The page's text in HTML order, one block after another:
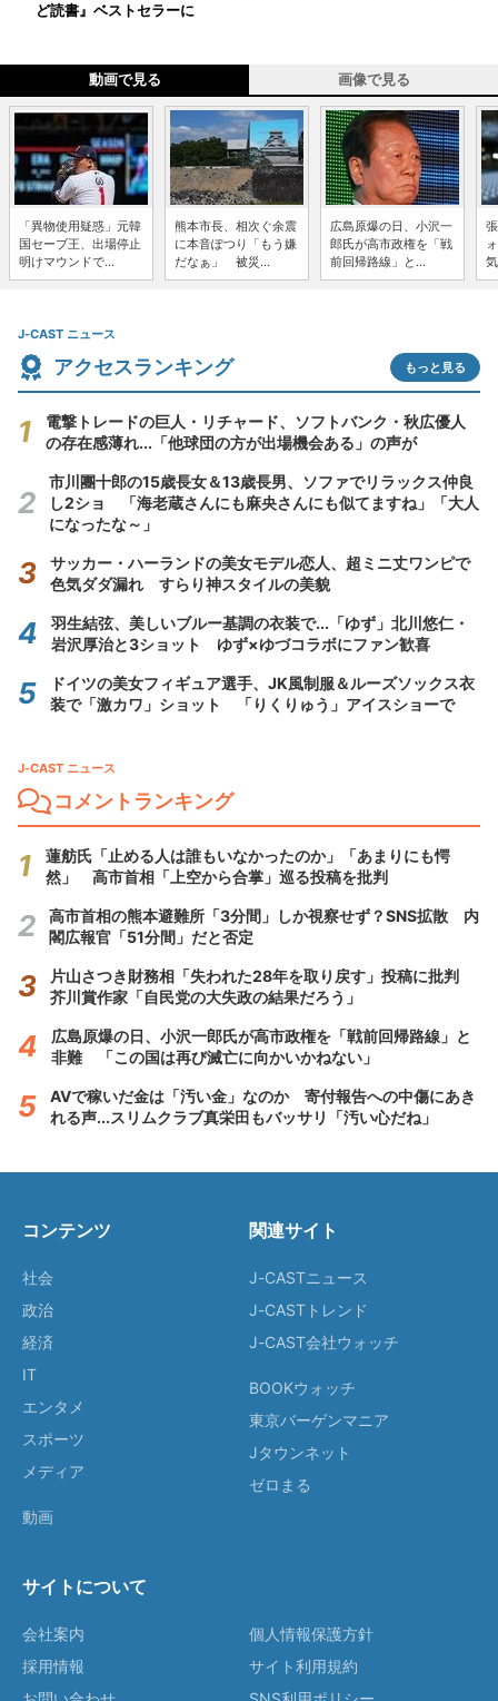
ど読書』ベストセラーに
動画で見る 画像で見る
「異物使用疑惑」元韓
国セーブ王、出場停止
明けマウンドで...
熊本市長、相次ぐ余震
に本音ぽつり「もう嫌
だなぁ」 被災...
広島原爆の日、小沢一
郎氏が高市政権を「戦
前回帰路線」と...
J-CAST ニュース
アクセスランキング もっと見る
電撃トレードの巨人・リチャード、ソフトバンク・秋広優人
の存在感薄れ...「他球団の方が出場機会ある」の声が
市川團十郎の15歳長女＆13歳長男、ソファでリラックス仲良
し2ショ 「海老蔵さんにも麻央さんにも似てますね」「大人
になったな～」
サッカー・ハーランドの美女モデル恋人、超ミニ丈ワンピで
色気ダダ漏れ すらり神スタイルの美貌
羽生結弦、美しいブルー基調の衣装で...「ゆず」北川悠仁・
岩沢厚治と3ショット ゆず×ゆづコラボにファン歓喜
ドイツの美女フィギュア選手、JK風制服＆ルーズソックス衣
装で「激カワ」ショット 「りくりゅう」アイスショーで
J-CAST ニュース
コメントランキング
蓮舫氏「止める人は誰もいなかったのか」「あまりにも愕
然」 高市首相「上空から合掌」巡る投稿を批判
高市首相の熊本避難所「3分間」しか視察せず？SNS拡散 内
閣広報官「51分間」だと否定
片山さつき財務相「失われた28年を取り戻す」投稿に批判
芥川賞作家「自民党の大失政の結果だろう」
広島原爆の日、小沢一郎氏が高市政権を「戦前回帰路線」と
非難 「この国は再び滅亡に向かいかねない」
AVで稼いだ金は「汚い金」なのか 寄付報告への中傷にあき
れる声...スリムクラブ真栄田もバッサリ「汚い心だね」
コンテンツ
社会
政治
経済
IT
エンタメ
スポーツ
メディア
動画
関連サイト
J-CASTニュース
J-CASTトレンド
J-CAST会社ウォッチ
BOOKウォッチ
東京バーゲンマニア
Jタウンネット
ゼロまる
サイトについて
会社案内
採用情報
個人情報保護方針
サイト利用規約